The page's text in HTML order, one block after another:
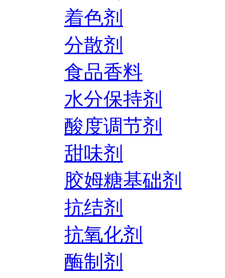
着色剂
分散剂
食品香料
水分保持剂
酸度调节剂
甜味剂
胶姆糖基础剂
抗结剂
抗氧化剂
酶制剂